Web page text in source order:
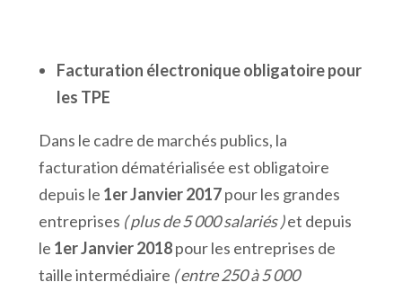
Facturation électronique obligatoire pour
les TPE
Dans le cadre de marchés publics, la
facturation dématérialisée est obligatoire
depuis le 1er Janvier 2017pour les grandes
entreprises ( plus de 5 000 salariés )et depuis
le 1er Janvier 2018pour les entreprises de
taille intermédiaire ( entre 250 à 5 000